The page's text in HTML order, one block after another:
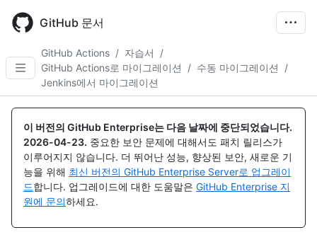
main
GitHub 문서
GitHub Actions / 자습서
/
GitHub Actions로 마이그레이션
/ 수동 마이그레이션
/
Jenkins에서 마이그레이션
이 버전의 GitHub Enterprise는 다음 날짜에 중단되었습니다.
2026-04-23. 중요한 보안 문제에 대해서도 패치 릴리스가
이루어지지 않습니다. 더 뛰어난 성능, 향상된 보안, 새로운 기
능을 위해 최신 버전의 GitHub Enterprise Server로 업그레이
드합니다. 업그레이드에 대한 도움말은 GitHub Enterprise 지
원에 문의하세요.